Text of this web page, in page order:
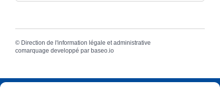
© Direction de l'information légale et administrative
comarquage developpé par baseo.io